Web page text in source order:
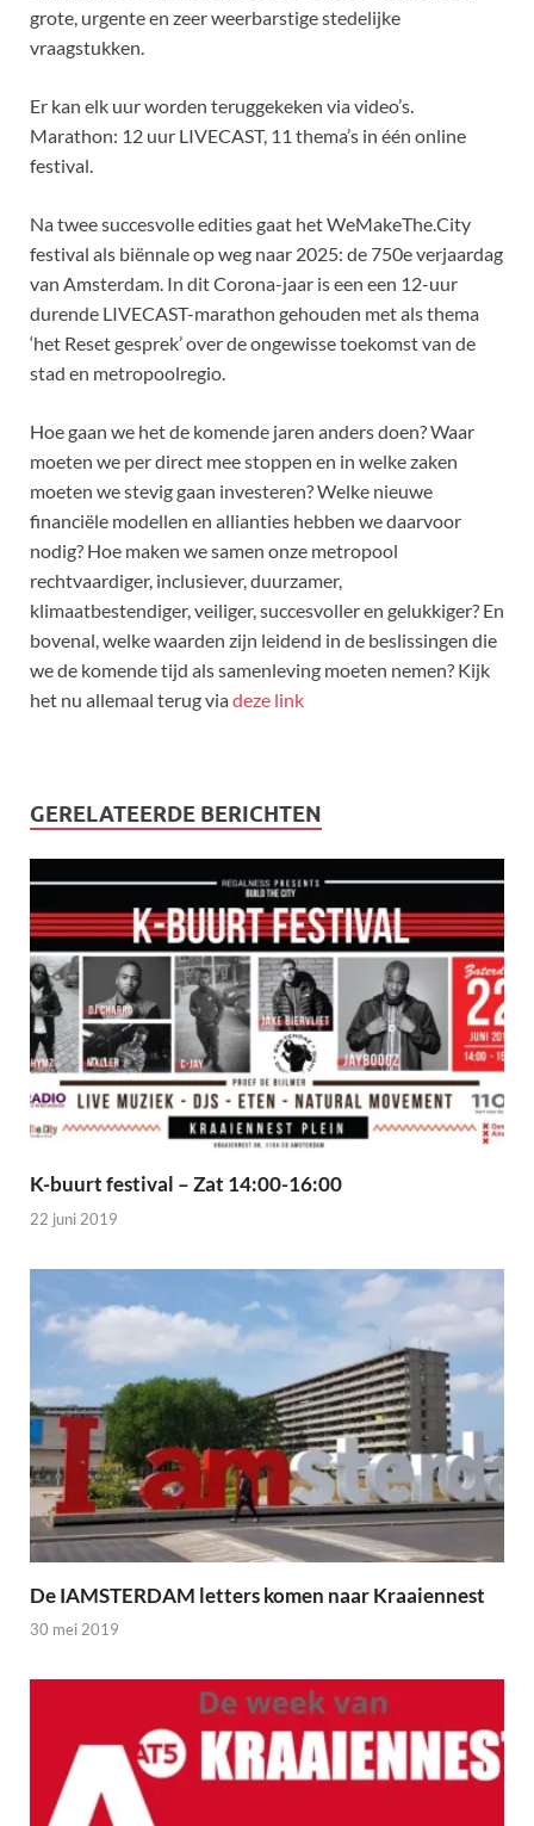
grote, urgente en zeer weerbarstige stedelijke
vraagstukken.
Er kan elk uur worden teruggekeken via video’s.
Marathon: 12 uur LIVECAST, 11 thema’s in één online
festival.
Na twee succesvolle edities gaat het WeMakeThe.City
festival als biënnale op weg naar 2025: de 750e verjaardag
van Amsterdam. In dit Corona-jaar is een een 12-uur
durende LIVECAST-marathon gehouden met als thema
‘het Reset gesprek’ over de ongewisse toekomst van de
stad en metropoolregio.
Hoe gaan we het de komende jaren anders doen? Waar
moeten we per direct mee stoppen en in welke zaken
moeten we stevig gaan investeren? Welke nieuwe
financiële modellen en allianties hebben we daarvoor
nodig? Hoe maken we samen onze metropool
rechtvaardiger, inclusiever, duurzamer,
klimaatbestendiger, veiliger, succesvoller en gelukkiger? En
bovenal, welke waarden zijn leidend in de beslissingen die
we de komende tijd als samenleving moeten nemen? Kijk
het nu allemaal terug viadeze link
GERELATEERDE BERICHTEN
K-buurt festival – Zat 14:00-16:00
22 juni 2019
De IAMSTERDAM letters komen naar Kraaiennest
30 mei 2019